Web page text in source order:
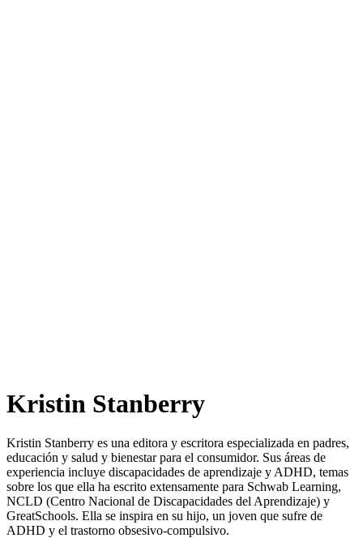
Kristin Stanberry
Kristin Stanberry es una editora y escritora especializada en padres,
educación y salud y bienestar para el consumidor. Sus áreas de
experiencia incluye discapacidades de aprendizaje y ADHD, temas
sobre los que ella ha escrito extensamente para Schwab Learning,
NCLD (Centro Nacional de Discapacidades del Aprendizaje) y
GreatSchools. Ella se inspira en su hijo, un joven que sufre de
ADHD y el trastorno obsesivo-compulsivo.